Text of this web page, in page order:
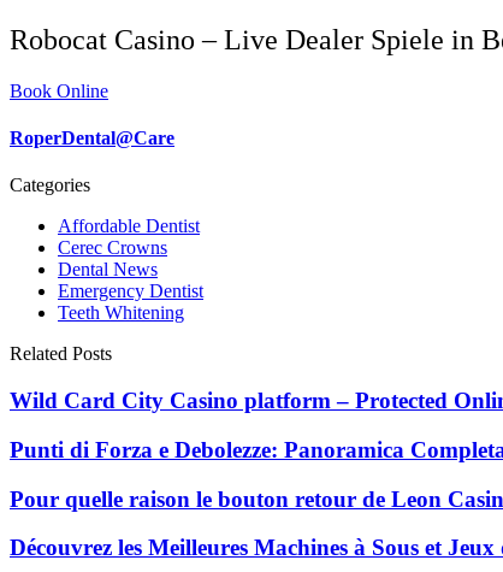
Robocat Casino – Live Dealer Spiele in
Book Online
RoperDental@Care
Categories
Affordable Dentist
Cerec Crowns
Dental News
Emergency Dentist
Teeth Whitening
Related Posts
Wild Card City Casino platform – Protected
Punti di Forza e Debolezze: Panoramica
Pour quelle raison le bouton retour de Leon
Découvrez les Meilleures Machines à Sous et